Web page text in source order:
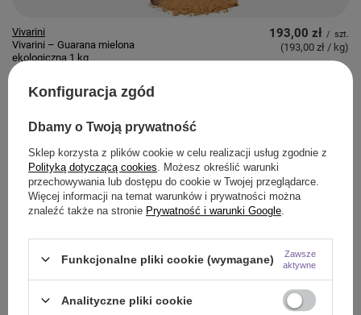
Vivarini
Vivarini – Guarana mielona
ekologiczna 1 kg
193,00 zł / szt.
(193,00 zł / kg)
Mary Rose – Lawenda 25 g – kwiat
lawendy (ekologiczna)
(476,00 zł / kg
Konfiguracja zgód
Dbamy o Twoją prywatność
Sklep korzysta z plików cookie w celu realizacji usług zgodnie z
Polityką dotyczącą cookies . Możesz określić warunki
przechowywania lub dostępu do cookie w Twojej przeglądarce.
Więcej informacji na temat warunków i prywatności można
znaleźć także na stronie Prywatność i warunki Google
Funkcjonalne pliki cookie (wymagane)
Zawsze
aktywne
Analityczne pliki cookie